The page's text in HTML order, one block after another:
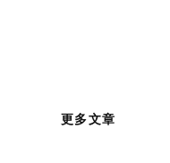
更多文章